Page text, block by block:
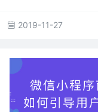
2019-11-27